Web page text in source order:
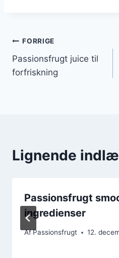
FORRIGE
Passionsfrugt juice til
forfriskning
Lignende
Passionsfrugt
ingredienser
AfPassionsfrugt 12.